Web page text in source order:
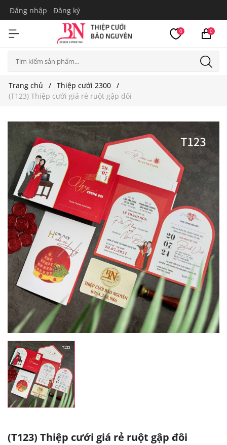
Đăng nhập Đăng ký
0 0
Trang chủ
Thiệp cưới 2300
(T123) Thiệp cưới giá rẻ ruột gập đôi
(T123) Thiệp cưới giá rẻ ruột gập đôi